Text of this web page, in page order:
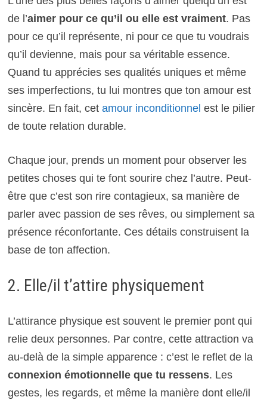
de l’aimer pour ce qu’il ou elle est vraiment. Pas
pour ce qu’il représente, ni pour ce que tu voudrais
qu’il devienne, mais pour sa véritable essence.
Quand tu apprécies ses qualités uniques et même
ses imperfections, tu lui montres que ton amour est
sincère. En fait, cet amour inconditionnel est le pilier
de toute relation durable.
Chaque jour, prends un moment pour observer les
petites choses qui te font sourire chez l’autre. Peut-
être que c’est son rire contagieux, sa manière de
parler avec passion de ses rêves, ou simplement sa
présence réconfortante. Ces détails construisent la
base de ton affection.
2. Elle/il t’attire physiquement
L’attirance physique est souvent le premier pont qui
relie deux personnes. Par contre, cette attraction va
au-delà de la simple apparence : c’est le reflet de la
connexion émotionnelle que tu ressens. Les
gestes, les regards, et même la manière dont elle/il